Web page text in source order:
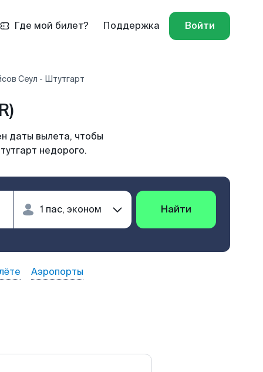
Где мой билет? Поддержка Войти
Сеул - Штутгарт
даты вылета, чтобы
недорого.
Найти
Аэропорты